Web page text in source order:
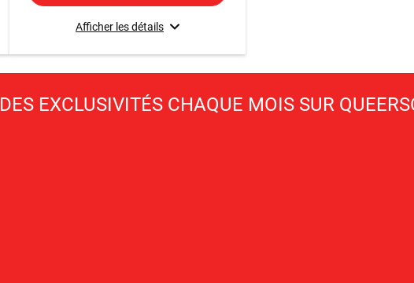
Afficher les détails
DES EXCLUSIVITÉS CHAQUE MOIS SUR